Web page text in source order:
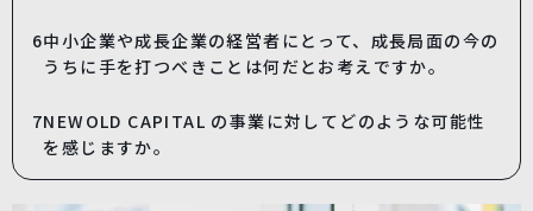
6中⼩企業や成⻑企業の経営者にとって、成⻑局⾯の今の
うちに⼿を打つべきことは何だとお考えですか。
7NEWOLD CAPITAL の事業に対してどのような可能性
を感じますか。